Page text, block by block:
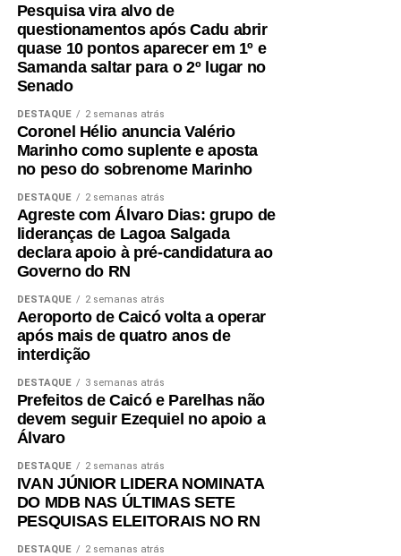
Na sequência aparecem Ouro Branco (16,7%), Cruzeta
(18,5%), Parnamirim (20,1%), Jardim do Seridó (20,7%),
Acari (21,8%), Natal (22,3%), Carnaúba dos Dantas
(23,2%), Mossoró (25,7%) e Caicó (30,2%).
Segundo a análise, o desempenho de São José do
Seridó está associado à diversificação da economia local
e à geração de empregos formais. O município possui
bonelaria, segmentos que absorvem parcela significativa
da mão de obra, contribuindo para o aumento da renda
das famílias e reduzindo a necessidade de acesso ao
benefício.
Especialistas que analisaram os dados também atribuem
esse resultado ao trabalho desenvolvido pela política
municipal de assistência social. Na avaliação deles, a
atuação da gestão da Secretaria Municipal de Trabalho,
Habitação e Assistência Social, comandada pela
secretária Suzete Pereira, tem contribuído para fortalecer
ações de inclusão social, qualificação e
acompanhamento das famílias, favorecendo a autonomia
financeira e reduzindo a dependência de programas de
transferência de renda.
O estudo também aponta que outros municípios da região
Pesquisa vira alvo de
questionamentos após Cadu abrir
quase 10 pontos aparecer em 1º e
Samanda saltar para o 2º lugar no
Senado
DESTAQUE 2 semanas atrás
Coronel Hélio anuncia Valério
Marinho como suplente e aposta
no peso do sobrenome Marinho
DESTAQUE 2 semanas atrás
Agreste com Álvaro Dias: grupo de
lideranças de Lagoa Salgada
declara apoio à pré-candidatura ao
Governo do RN
DESTAQUE 2 semanas atrás
Aeroporto de Caicó volta a operar
após mais de quatro anos de
interdição
DESTAQUE 3 semanas atrás
Prefeitos de Caicó e Parelhas não
devem seguir Ezequiel no apoio a
Álvaro
DESTAQUE 2 semanas atrás
IVAN JÚNIOR LIDERA NOMINATA
DO MDB NAS ÚLTIMAS SETE
PESQUISAS ELEITORAIS NO RN
DESTAQUE 2 semanas atrás